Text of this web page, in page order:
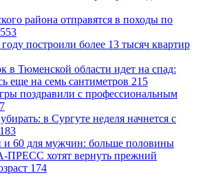
района отправятся в походы по
553
построили более 13 тысяч квартир
в Тюменской области идет на спад:
еще на семь сантиметров 215
поздравили с профессиональным
в Сургуте неделя начнется с
183
и 60 для мужчин: больше половины
ПРЕСС хотят вернуть прежний
174